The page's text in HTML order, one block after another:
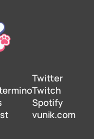
Twitter
Twitch
Spotify
vunik.com